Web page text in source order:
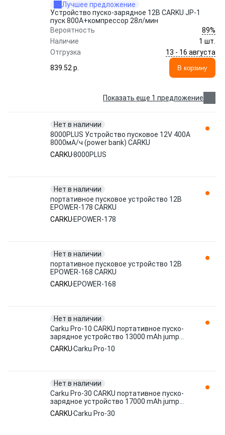
Лучшее предложение
Устройство пуско-зарядное 12B CARKU JP-1
пуск 800А+компрессор 28л/мин
Вероятность
89%
Наличие
1 шт.
Отгрузка
13 - 16 августа
839.52 p.
В корзину
Показать еще 1 предложение
Нет в наличии
8000PLUS Устройство пусковое 12V 400A
8000мА/ч (power bank) CARKU
CARKU8000PLUS
Нет в наличии
портативное пусковое устройство 12В
EPOWER-178 CARKU
CARKU EPOWER-178
Нет в наличии
портативное пусковое устройство 12В
EPOWER-168 CARKU
CARKU EPOWER-168
Нет в наличии
Carku Pro-10 CARKU портативное пуско-
зарядное устройство 13000 mAh jump
starter Pro-10
CARKUCarku Pro-10
Нет в наличии
Carku Pro-30 CARKU портативное пуско-
зарядное устройство 17000 mAh jump
starter Pro-30
CARKUCarku Pro-30